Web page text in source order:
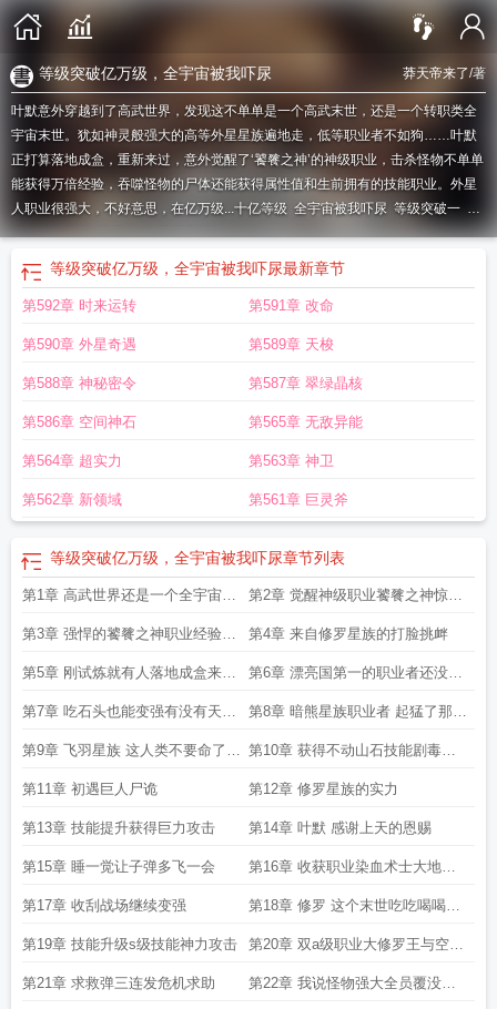
莽天帝来了/著
等级突破亿万级，全宇宙被我吓尿
叶默意外穿越到了高武世界，发现这不单单是一个高武末世，还是一个转职类全
宇宙末世。犹如神灵般强大的高等外星星族遍地走，低等职业者不如狗……叶默
正打算落地成盒，重新来过，意外觉醒了‘饕餮之神’的神级职业，击杀怪物不单单
能获得万倍经验，吞噬怪物的尸体还能获得属性值和生前拥有的技能职业。外星
人职业很强大，不好意思，在亿万级...十亿等级 全宇宙被我吓尿 等级突破一 等
级突破亿万级
等级突破亿万级，全宇宙被我吓尿最新章节
第592章 时来运转 第591章 改命
第590章 外星奇遇 第589章 天梭
第588章 神秘密令 第587章 翠绿晶核
第586章 空间神石 第565章 无敌异能
第564章 超实力 第563章 神卫
第562章 新领域 第561章 巨灵斧
等级突破亿万级，全宇宙被我吓尿章节列表
第1章 高武世界还是一个全宇宙末
世的高武世界
第2章 觉醒神级职业饕餮之神惊不
惊喜意不意外
第3章 强悍的饕餮之神职业经验增
幅吞噬变强
第4章 来自修罗星族的打脸挑衅
第5章 刚试炼就有人落地成盒来自
各国的职业者们
第6章 漂亮国第一的职业者还没有
开始表演就gg了
第7章 吃石头也能变强有没有天理
了有没有王法了有没有
第8章 暗熊星族职业者 起猛了那个
人类在啃石头耶
第9章 飞羽星族 这人类不要命了吧
雾草
第10章 获得不动山石技能剧毒之
触技能
第11章 初遇巨人尸诡 第12章 修罗星族的实力
第13章 技能提升获得巨力攻击 第14章 叶默 感谢上天的恩赐
第15章 睡一觉让子弹多飞一会 第16章 收获职业染血术士大地了
望者
第17章 收刮战场继续变强 第18章 修罗 这个末世吃吃喝喝就
能变强不可能
第19章 技能升级s级技能神力攻击 第20章 双a级职业大修罗王与空间
赏金猎人
第21章 求救弹三连发危机求助 第22章 我说怪物强大全员覆没你